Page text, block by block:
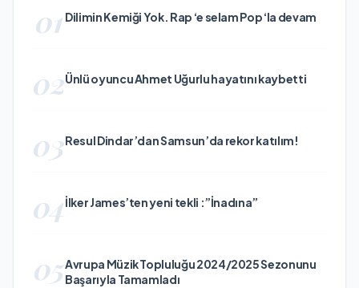
01 Dilimin Kemiği Yok. Rap ‘e selam Pop ‘la devam
02Ünlü oyuncu Ahmet Uğurlu hayatını kaybetti
03Resul Dindar’dan Samsun’da rekor katılım!
04İlker James’ten yeni tekli :”İnadına”
05Avrupa Müzik Topluluğu 2024/2025 Sezonunu
Başarıyla Tamamladı